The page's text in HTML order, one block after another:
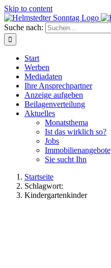
Skip to content
Suche nach:
Start
Werben
Mediadaten
Ihre Ansprechpartner
Anzeige aufgeben
Beilagenverteilung
Aktuelles
Monatsthema
Ist das wirklich so?
Jobs
Immobilienangebote
Sie sucht Ihn
Startseite
Schlagwort:
Kindergartenkinder